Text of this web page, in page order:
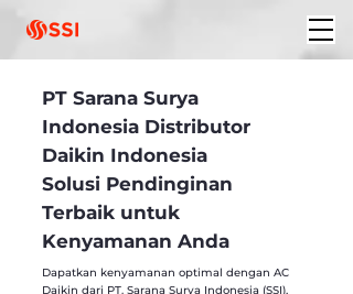
PT Sarana Surya
Indonesia Distributor
Daikin Indonesia
Solusi Pendinginan
Terbaik untuk
Kenyamanan Anda
Dapatkan kenyamanan optimal dengan AC
Daikin dari PT. Sarana Surya Indonesia (SSI),